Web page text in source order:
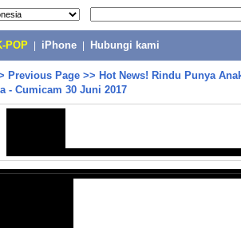
POP iPhone Hubungi kami
Previous Page >> Hot News! Rindu Punya
- Cumicam 30 Juni 2017